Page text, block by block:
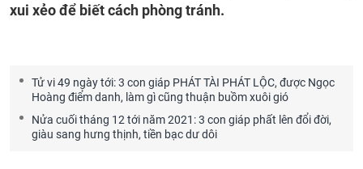
xui xẻo để biết cách phòng tránh.
Tử vi 49 ngày tới: 3 con giáp PHÁT TÀI PHÁT LỘC, được Ngọc
Hoàng điểm danh, làm gì cũng thuận buồm xuôi gió
Nửa cuối tháng 12 tới năm 2021: 3 con giáp phất lên đổi đời,
giàu sang hưng thịnh, tiền bạc dư dôi